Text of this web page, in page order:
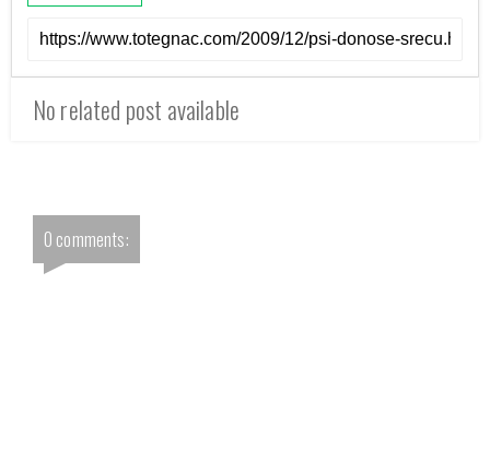
No related post available
0 comments: